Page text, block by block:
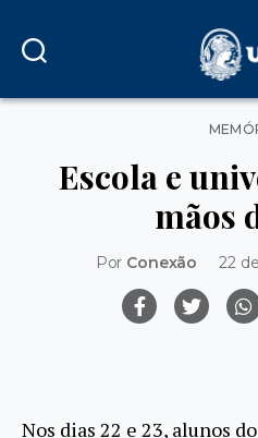
Escola e
mãos
Por Conexão 22
Nos dias 22 e 23, alunos